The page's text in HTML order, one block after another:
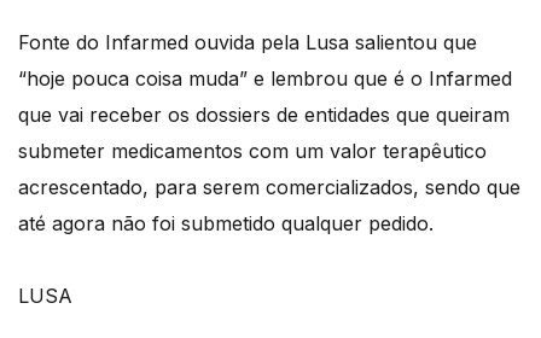
Fonte do Infarmed ouvida pela Lusa salientou que
“hoje pouca coisa muda” e lembrou que é o Infarmed
que vai receber os dossiers de entidades que queiram
submeter medicamentos com um valor terapêutico
acrescentado, para serem comercializados, sendo que
até agora não foi submetido qualquer pedido.
LUSA